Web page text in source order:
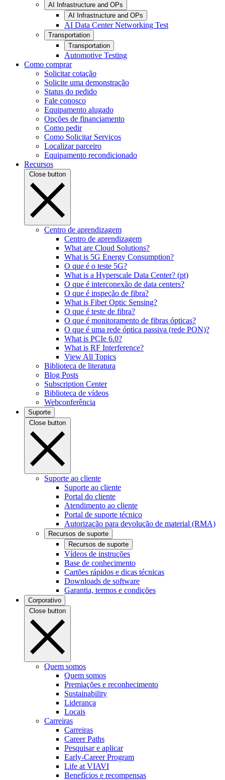
AI Infrastructure and OPs
AI Infrastructure and OPs
AI Data Center Networking Test
Transportation
Transportation
Automotive Testing
Como comprar
Solicitar cotação
Solicite uma demonstração
Status do pedido
Fale conosco
Equipamento alugado
Opções de financiamento
Como pedir
Como Solicitar Serviços
Localizar parceiro
Equipamento recondicionado
Recursos
Close button
Centro de aprendizagem
Centro de aprendizagem
What are Cloud Solutions?
What is 5G Energy Consumption?
O que é o teste 5G?
What is a Hyperscale Data Center? (pt)
O que é interconexão de data centers?
O que é inspeção de fibra?
What is Fiber Optic Sensing?
O que é teste de fibra?
O que é monitoramento de fibras ópticas?
O que é uma rede óptica passiva (rede PON)?
What is PCIe 6.0?
What is RF Interference?
View All Topics
Biblioteca de literatura
Blog Posts
Subscription Center
Biblioteca de vídeos
Webconferência
Suporte
Close button
Suporte ao cliente
Suporte ao cliente
Portal do cliente
Atendimento ao cliente
Portal de suporte técnico
Autorização para devolução de material (RMA)
Recursos de suporte
Recursos de suporte
Vídeos de instruções
Base de conhecimento
Cartões rápidos e dicas técnicas
Downloads de software
Garantia, termos e condições
Corporativo
Close button
Quem somos
Quem somos
Premiações e reconhecimento
Sustainability
Liderança
Locais
Carreiras
Carreiras
Career Paths
Pesquisar e aplicar
Early-Career Program
Life at VIAVI
Benefícios e recompensas